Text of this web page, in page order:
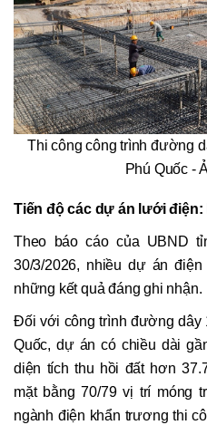
Thi công công trình đường
Phú Quốc -
Tiến độ các dự án lưới
Theo báo cáo của UBND
30/3/2026, nhiều dự án
những kết quả đáng ghi nhận.
Đối với công trình đường dây
Quốc, dự án có chiều dài
diện tích thu hồi đất hơn
mặt bằng 70/79 vị trí móng
ngành điện khẩn trương thi